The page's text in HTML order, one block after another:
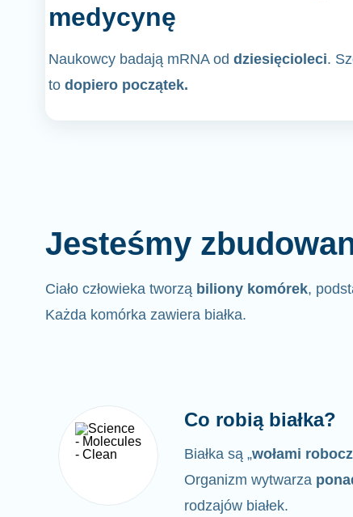
medycynę
Naukowcy badają mRNA od dziesięcioleci.
to dopiero początek.
Jesteśmy
Ciało człowieka tworzą biliony komórek,
Każda komórka zawiera białka.
Co robią białka?
Białka są „wołami
Organizm wytwarza
rodzajów białek.